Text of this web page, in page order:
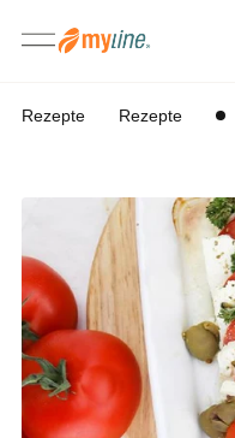
Rezepte Rezepte